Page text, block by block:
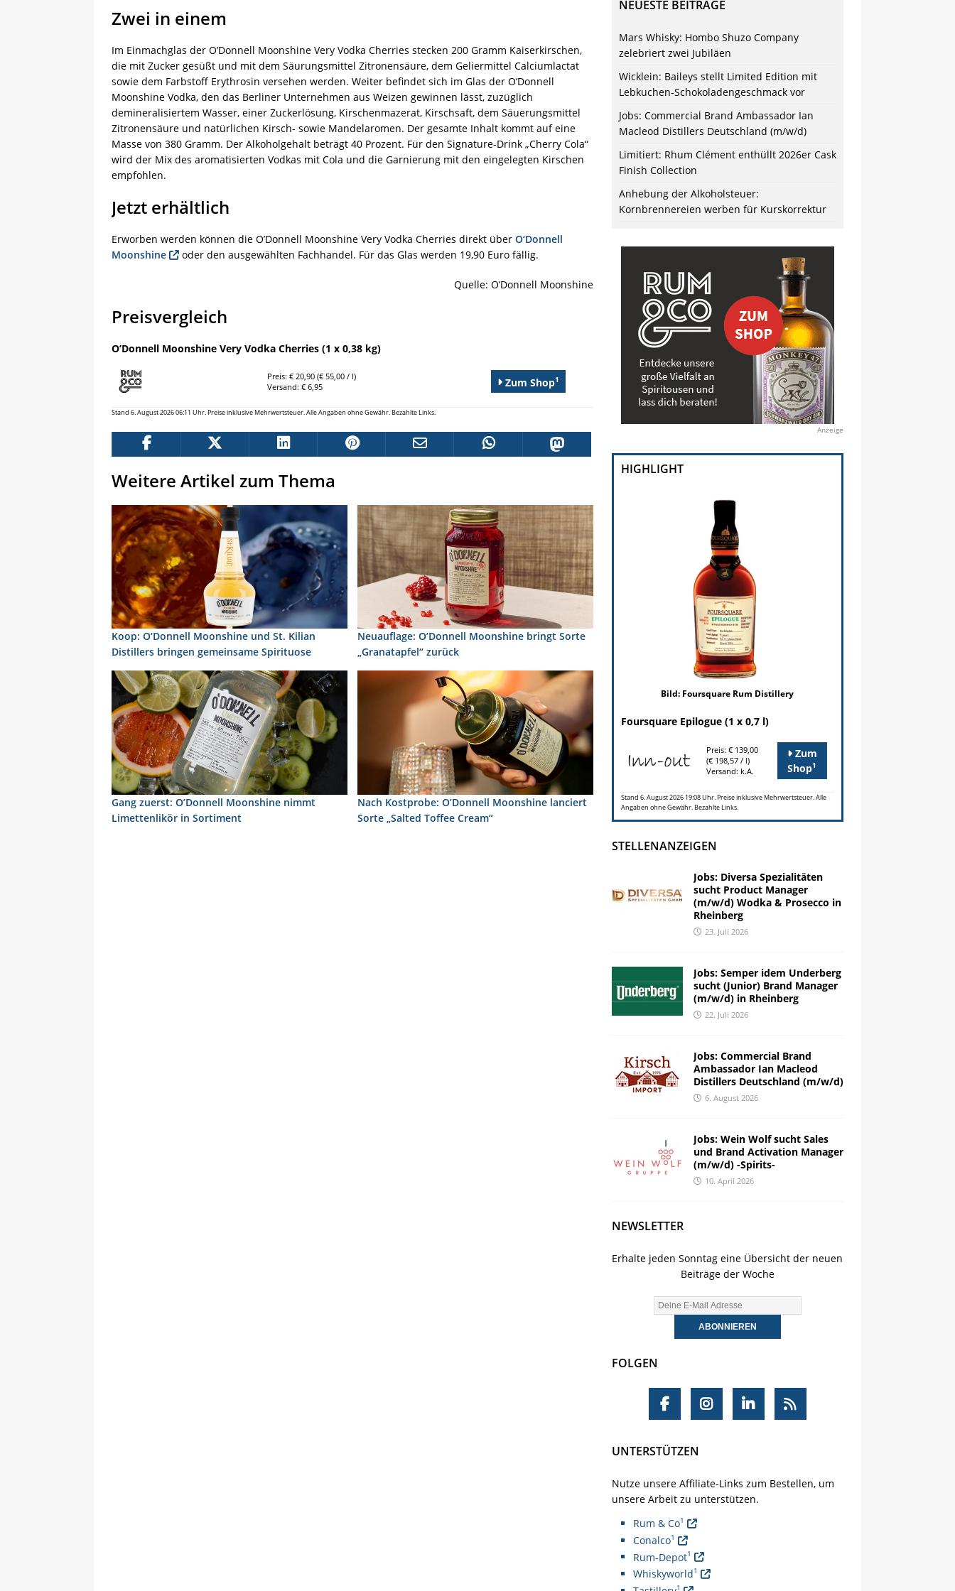
Zwei in einem
Im Einmachglas der O’Donnell Moonshine Very Vodka Cherries stecken 200 Gramm Kaiserkirschen,
die mit Zucker gesüßt und mit dem Säurungsmittel Zitronensäure, dem Geliermittel Calciumlactat
sowie dem Farbstoff Erythrosin versehen werden. Weiter befindet sich im Glas der O‘Donnell
Moonshine Vodka, den das Berliner Unternehmen aus Weizen gewinnen lässt, zuzüglich
demineralisiertem Wasser, einer Zuckerlösung, Kirschenmazerat, Kirschsaft, dem Säuerungsmittel
Zitronensäure und natürlichen Kirsch- sowie Mandelaromen. Der gesamte Inhalt kommt auf eine
Masse von 380 Gramm. Der Alkoholgehalt beträgt 40 Prozent. Für den Signature-Drink „Cherry Cola“
wird der Mix des aromatisierten Vodkas mit Cola und die Garnierung mit den eingelegten Kirschen
empfohlen.
Jetzt erhältlich
Erworben werden können die O’Donnell Moonshine Very Vodka Cherries direkt über O‘Donnell
Moonshine
oder den ausgewählten Fachhandel. Für das Glas werden 19,90 Euro fällig.
Quelle: O’Donnell Moonshine
Preisvergleich
O’Donnell Moonshine Very Vodka Cherries (1 x 0,38 kg)
Preis: € 20,90 (€ 55,00 / l)
Versand: € 6,95
Zum Shop1
Stand 6. August 2026 06:11 Uhr. Preise inklusive Mehrwertsteuer. Alle Angaben ohne Gewähr. Bezahlte Links.
Weitere Artikel zum Thema
Koop: O’Donnell Moonshine und St. Kilian
Distillers bringen gemeinsame Spirituose
Neuauflage: O’Donnell Moonshine bringt Sorte
„Granatapfel“ zurück
Gang zuerst: O’Donnell Moonshine nimmt
Limettenlikör in Sortiment
Nach Kostprobe: O’Donnell Moonshine lanciert
Sorte „Salted Toffee Cream“
NEUESTE BEITRÄGE
Mars Whisky: Hombo Shuzo Company
zelebriert zwei Jubiläen
Wicklein: Baileys stellt Limited Edition mit
Lebkuchen-Schokoladengeschmack vor
Jobs: Commercial Brand Ambassador Ian
Macleod Distillers Deutschland (m/w/d)
Limitiert: Rhum Clément enthüllt 2026er Cask
Finish Collection
Anhebung der Alkoholsteuer:
Kornbrennereien werben für Kurskorrektur
Anzeige
HIGHLIGHT
Bild: Foursquare Rum Distillery
Foursquare Epilogue (1 x 0,7 l)
Preis: € 139,00
(€ 198,57 / l)
Versand: k.A.
Zum
Shop1
Stand 6. August 2026 19:08 Uhr. Preise inklusive Mehrwertsteuer. Alle
Angaben ohne Gewähr. Bezahlte Links.
STELLENANZEIGEN
Jobs: Diversa Spezialitäten
sucht Product Manager
(m/w/d) Wodka & Prosecco in
Rheinberg
23. Juli 2026
Jobs: Semper idem Underberg
sucht (Junior) Brand Manager
(m/w/d) in Rheinberg
22. Juli 2026
Jobs: Commercial Brand
Ambassador Ian Macleod
Distillers Deutschland (m/w/d)
6. August 2026
Jobs: Wein Wolf sucht Sales
und Brand Activation Manager
(m/w/d) -Spirits-
10. April 2026
NEWSLETTER
Erhalte jeden Sonntag eine Übersicht der neuen
Beiträge der Woche
FOLGEN
UNTERSTÜTZEN
Nutze unsere Affiliate-Links zum Bestellen, um
unsere Arbeit zu unterstützen.
Rum & Co1
Conalco1
Rum-Depot1
Whiskyworld1
1